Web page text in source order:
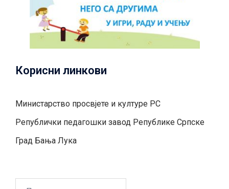
Корисни линкови
Министарство просвјете и културе РС
Републички педагошки завод Републике Српске
Град Бањa Лукa